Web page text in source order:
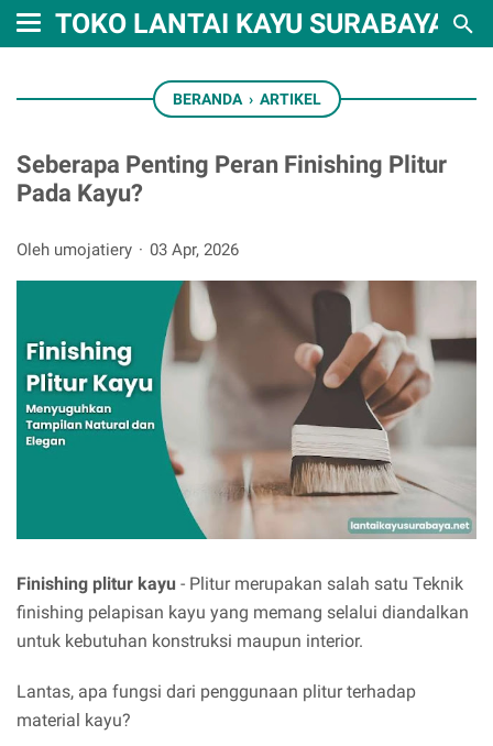
TOKO LANTAI KAYU SURABAYA
BERANDA › ARTIKEL
Seberapa Penting Peran Finishing Plitur
Pada Kayu?
Oleh umojatiery 03 Apr, 2026
Finishing plitur kayu - Plitur merupakan salah satu Teknik
finishing pelapisan kayu yang memang selalui diandalkan
untuk kebutuhan konstruksi maupun interior.
Lantas, apa fungsi dari penggunaan plitur terhadap
material kayu?